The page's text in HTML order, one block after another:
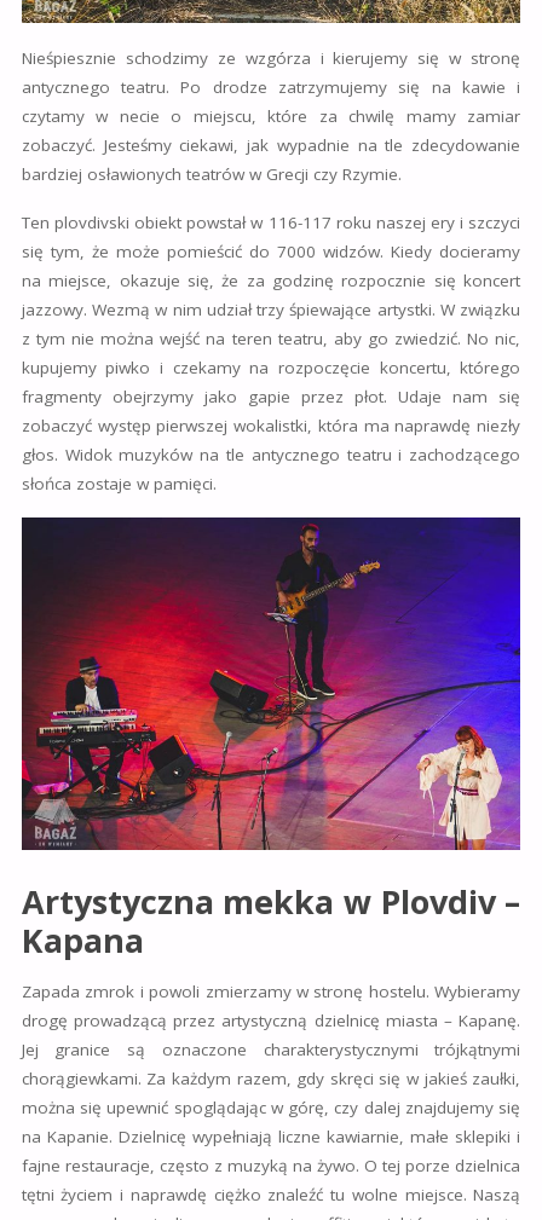
Nieśpiesznie schodzimy ze wzgórza i kierujemy się w stronę
antycznego teatru. Po drodze zatrzymujemy się na kawie i
czytamy w necie o miejscu, które za chwilę mamy zamiar
zobaczyć. Jesteśmy ciekawi, jak wypadnie na tle zdecydowanie
bardziej osławionych teatrów w Grecji czy Rzymie.
Ten plovdivski obiekt powstał w 116-117 roku naszej ery i szczyci
się tym, że może pomieścić do 7000 widzów. Kiedy docieramy
na miejsce, okazuje się, że za godzinę rozpocznie się koncert
jazzowy. Wezmą w nim udział trzy śpiewające artystki. W związku
z tym nie można wejść na teren teatru, aby go zwiedzić. No nic,
kupujemy piwko i czekamy na rozpoczęcie koncertu, którego
fragmenty obejrzymy jako gapie przez płot. Udaje nam się
zobaczyć występ pierwszej wokalistki, która ma naprawdę niezły
głos. Widok muzyków na tle antycznego teatru i zachodzącego
słońca zostaje w pamięci.
Artystyczna mekka w Plovdiv –
Kapana
Zapada zmrok i powoli zmierzamy w stronę hostelu. Wybieramy
drogę prowadzącą przez artystyczną dzielnicę miasta – Kapanę.
Jej granice są oznaczone charakterystycznymi trójkątnymi
chorągiewkami. Za każdym razem, gdy skręci się w jakieś zaułki,
można się upewnić spoglądając w górę, czy dalej znajdujemy się
na Kapanie. Dzielnicę wypełniają liczne kawiarnie, małe sklepiki i
fajne restauracje, często z muzyką na żywo. O tej porze dzielnica
tętni życiem i naprawdę ciężko znaleźć tu wolne miejsce. Naszą